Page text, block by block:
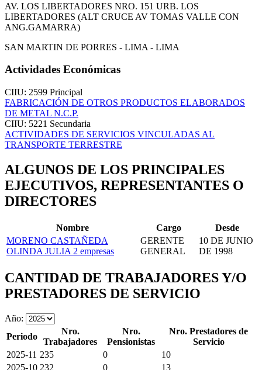
AV. LOS LIBERTADORES NRO. 151 URB. LOS
LIBERTADORES (ALT CRUCE AV TOMAS VALLE CON
ANG.GAMARRA)
SAN MARTIN DE PORRES - LIMA - LIMA
Actividades Económicas
CIIU: 2599 Principal
FABRICACIÓN DE OTROS PRODUCTOS ELABORADOS
DE METAL N.C.P.
CIIU: 5221 Secundaria
ACTIVIDADES DE SERVICIOS VINCULADAS AL
TRANSPORTE TERRESTRE
ALGUNOS DE LOS PRINCIPALES
EJECUTIVOS, REPRESENTANTES O
DIRECTORES
Nombre Cargo
Desde
MORENO CASTAÑEDA
OLINDA JULIA 2 empresas
GERENTE
GENERAL
10 DE JUNIO
DE 1998
CANTIDAD DE TRABAJADORES Y/O
PRESTADORES DE SERVICIO
Año:
Periodo
Nro.
Trabajadores
Nro.
Pensionistas
Nro. Prestadores de
Servicio
2025-11 235 0
10
2025-10 232 0
13